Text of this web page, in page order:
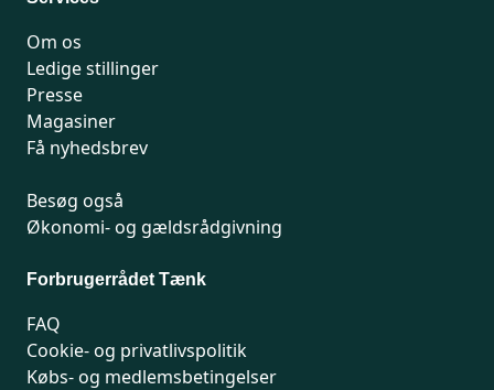
Om os
Ledige stillinger
Presse
Magasiner
Få nyhedsbrev
Besøg også
Økonomi- og gældsrådgivning
Forbrugerrådet Tænk
FAQ
Cookie- og privatlivspolitik
Købs- og medlemsbetingelser